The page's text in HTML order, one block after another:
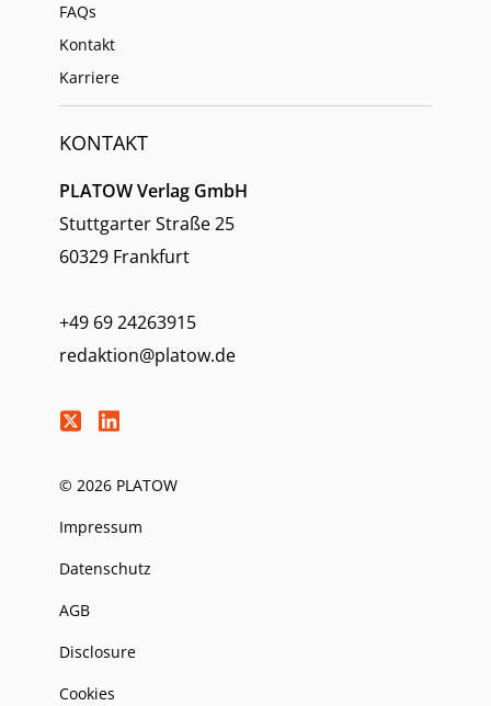
FAQs
Kontakt
Karriere
KONTAKT
PLATOW Verlag GmbH
Stuttgarter Straße 25
60329 Frankfurt
+49 69 24263915
redaktion@platow.de
© 2026 PLATOW
Impressum
Datenschutz
AGB
Disclosure
Cookies